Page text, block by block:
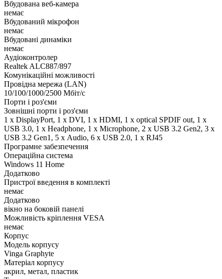
Вбудована веб-камера
немає
Вбудований мікрофон
немає
Вбудовані динаміки
немає
Аудіоконтролер
Realtek ALC887/897
Комунікаційні можливості
Провідна мережа (LAN)
10/100/1000/2500 Мбіт/с
Порти і роз'єми
Зовнішні порти і роз'єми
1 x DisplayPort, 1 x DVI, 1 x HDMI, 1 x optical SPDIF out, 1 x
USB 3.0, 1 x Нeadphone, 1 х Microphone, 2 x USB 3.2 Gen2, 3 x
USB 3.2 Gen1, 5 х Audio, 6 x USB 2.0, 1 x RJ45
Програмне забезпечення
Операційна система
Windows 11 Home
Додатково
Пристрої введення в комплекті
немає
Додатково
вікно на боковій панелі
Можливість кріплення VESA
немає
Корпус
Модель корпусу
Vinga Graphyte
Матеріал корпусу
акрил, метал, пластик